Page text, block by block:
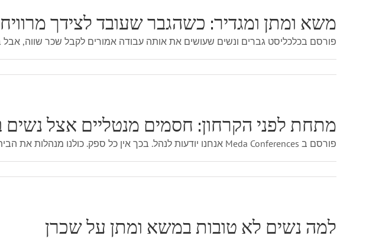
משא ומתן ומגדיר: כשהגבר שעובד לצידך
פורסם בכלכליסט גברים ונשים שעושים את אותה עבודה אמורים לקבל שכר שווה,
מתחת לפני הקרחון: חסמים מנטליים אצל
פורסם ב Meda Conferences אנחנו יודעות לנהל. בכך אין כל ספק. כולנו מנהלות את הבית, המשפחה, את חיי היום יום, שלא לדבר על צוות עובדים ואף יותר מכך .
למה נשים לא טובות במשא ומתן על שכרן